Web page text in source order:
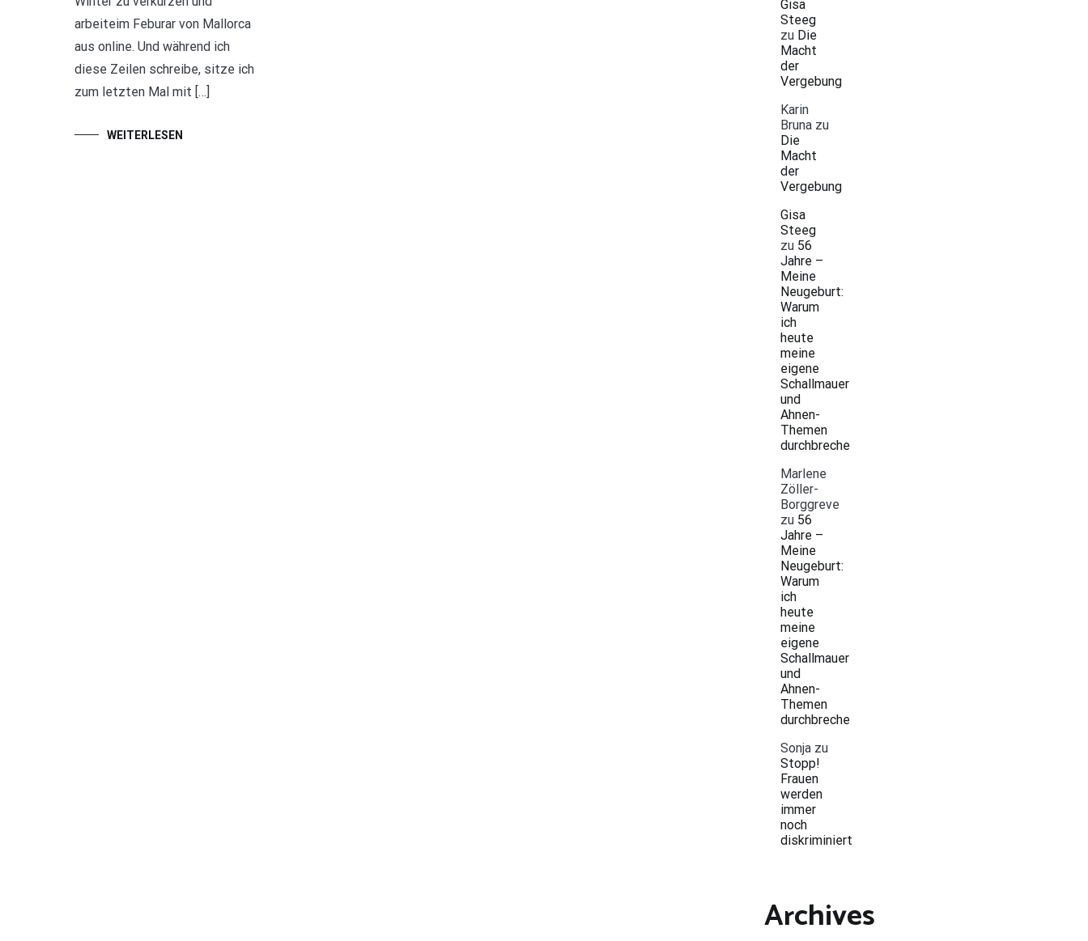
arbeiteim Feburar von Mallorca
aus online. Und während ich
diese Zeilen schreibe, sitze ich
zum letzten Mal mit […]
WEITERLESEN
Gisa
Steeg
zu Die
Macht
der
Vergebung
Karin
Bruna zu
Die
Macht
der
Vergebung
Gisa
Steeg
zu 56
Jahre –
Meine
Neugeburt:
Warum
ich
heute
meine
eigene
Schallmauer
und
Ahnen-
Themen
durchbreche
Marlene
Zöller-
Borggreve
zu 56
Jahre –
Meine
Neugeburt:
Warum
ich
heute
meine
eigene
Schallmauer
und
Ahnen-
Themen
durchbreche
Sonja zu
Stopp!
Frauen
werden
immer
noch
diskriminiert
Archives